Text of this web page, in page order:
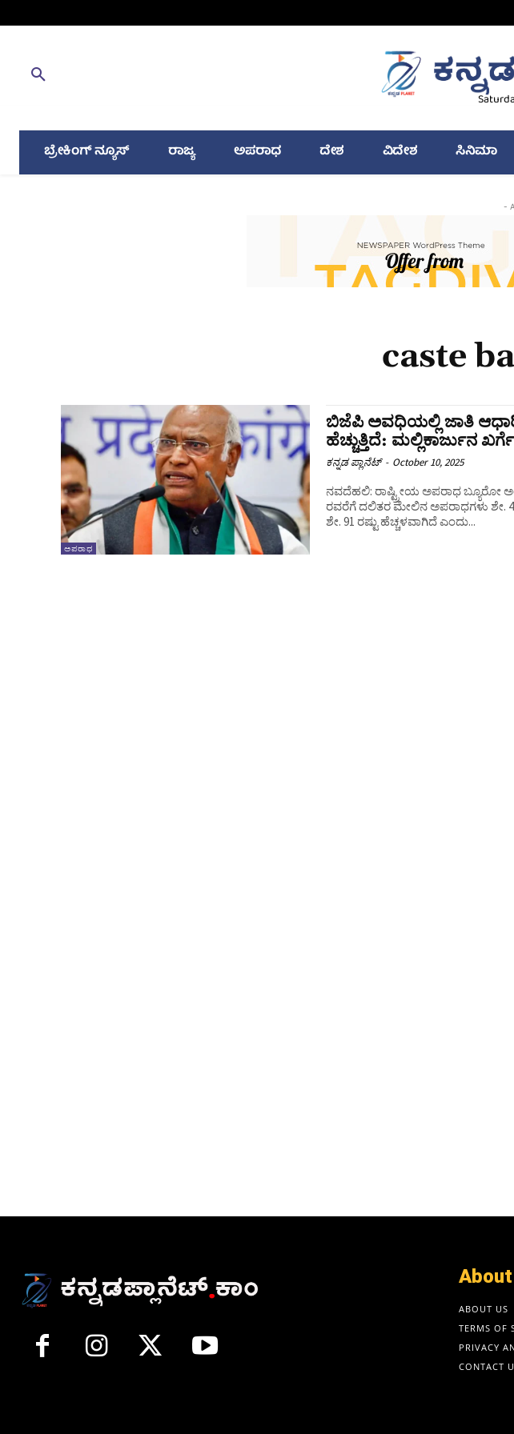
ಬ್ರೇಕಿಂಗ್ ನ್ಯೂಸ್ ರಾಜ್ಯ ಅಪರಾಧ ದೇಶ ವಿದೇಶ ಸಿನಿಮಾ
-
caste
ಅಪರಾಧ
ಬಿಜೆಪಿ ಅವಧಿಯಲ್ಲಿ ಜಾತಿ
ಹೆಚ್ಚುತ್ತಿದೆ: ಮಲ್ಲಿಕಾರ್ಜುನ
ಕನ್ನಡ ಪ್ಲಾನೆಟ್ - October 10, 2025
ನವದೆಹಲಿ: ರಾಷ್ಟ್ರೀಯ ಅಪರಾಧ ಬ್ಯೂರೋ
ರವರೆಗೆ ದಲಿತರ ಮೇಲಿನ ಅಪರಾಧಗಳು ಶೇ.
ಶೇ. 91 ರಷ್ಟು ಹೆಚ್ಚಳವಾಗಿದೆ ಎಂದು...
ABOUT US
TERMS OF
PRIVACY
CONTACT